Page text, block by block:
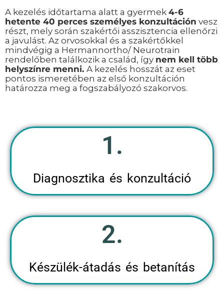
A kezelés időtartama alatt a gyermek 4-6
hetente 40 perces személyes konzultáción vesz
részt, mely során szakértői asszisztencia ellenőrzi
a javulást. Az orvosokkal és a szakértőkkel
mindvégig a Hermannortho/ Neurotrain
rendelőben találkozik a család, így nem kell több
helyszínre menni. A kezelés hosszát az eset
pontos ismeretében az első konzultáción
határozza meg a fogszabályozó szakorvos.
1.
Diagnosztika és konzultáció
2.
Készülék-átadás és betanítás